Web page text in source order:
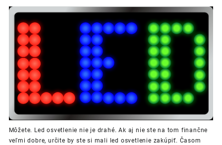
Môžete. Led osvetlenie nie je drahé. Ak aj nie ste na tom finančne
veľmi dobre, určite by ste si mali led osvetlenie zakúpiť. Časom